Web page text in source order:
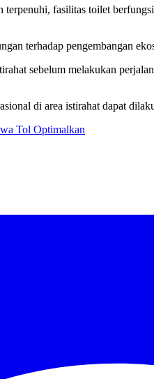
fasilitas toilet
terhadap pengembangan
sebelum melakukan
di area istirahat dapat
Tol Optimalkan